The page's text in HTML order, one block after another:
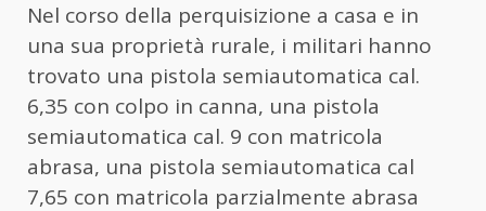
Nel corso della perquisizione a casa e in
una sua proprietà rurale, i militari hanno
trovato una pistola semiautomatica cal.
6,35 con colpo in canna, una pistola
semiautomatica cal. 9 con matricola
abrasa, una pistola semiautomatica cal
7,65 con matricola parzialmente abrasa